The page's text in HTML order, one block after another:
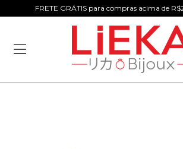
FRETE GRÁTIS para compras acima de